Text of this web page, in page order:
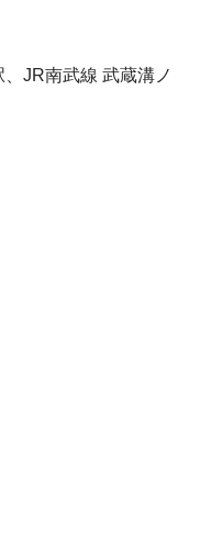
JR南武線 武蔵溝ノ